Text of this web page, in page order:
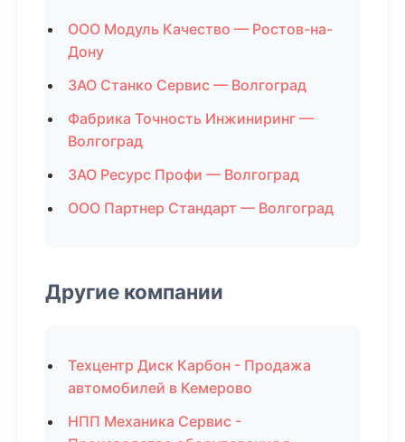
ООО Модуль Качество — Ростов-на-
Дону
ЗАО Станко Сервис — Волгоград
Фабрика Точность Инжиниринг —
Волгоград
ЗАО Ресурс Профи — Волгоград
ООО Партнер Стандарт — Волгоград
Другие компании
Техцентр Диск Карбон - Продажа
автомобилей в Кемерово
НПП Механика Сервис -